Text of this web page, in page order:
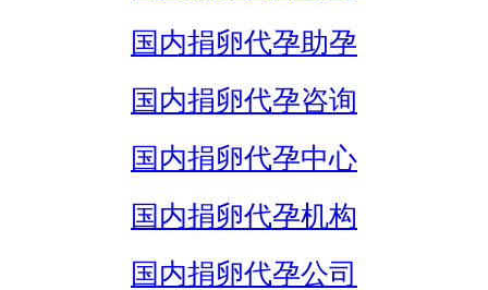
国内捐卵代孕助孕
国内捐卵代孕咨询
国内捐卵代孕中心
国内捐卵代孕机构
国内捐卵代孕公司